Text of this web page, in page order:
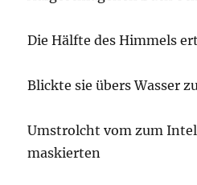
Die Hälfte des Himmels
Blickte sie übers Wasser
Umstrolcht vom zum
maskierten